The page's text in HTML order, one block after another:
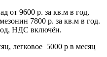
от 9600 р. за кв.м в год,
7800 р. за кв.м в год.
НДС включён.
легковое 5000 р в месяц